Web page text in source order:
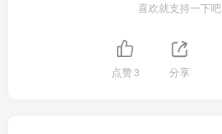
喜欢就支持一下吧
点赞3 分享